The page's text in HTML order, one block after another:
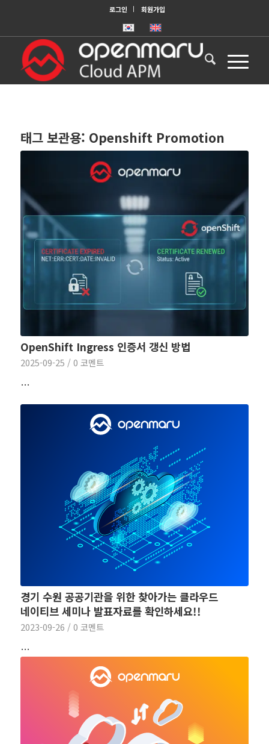
로그인 회원가입
태그 보관용: Openshift Promotion
OpenShift Ingress 인증서 갱신 방법
2025-09-25 / 0 코멘트
…
경기 수원 공공기관을 위한 찾아가는 클라우드
네이티브 세미나 발표자료를 확인하세요!!
2023-09-26 / 0 코멘트
…